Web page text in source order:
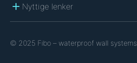
Nyttige lenker
© 2025 Fibo – waterproof wall systems